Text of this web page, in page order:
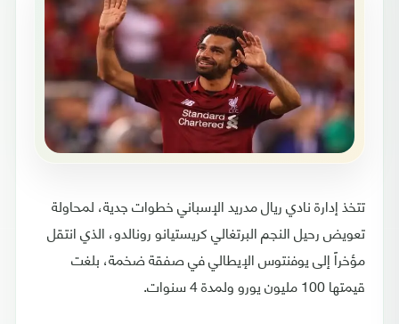
تتخذ إدارة نادي ريال مدريد الإسباني خطوات جدية، لمحاولة
تعويض رحيل النجم البرتغالي كريستيانو رونالدو، الذي انتقل
مؤخراً إلى يوفنتوس الإيطالي في صفقة ضخمة، بلغت
قيمتها 100 مليون يورو ولمدة 4 سنوات.